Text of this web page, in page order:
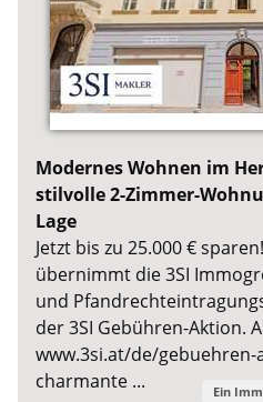
Modernes Wohnen im
stilvolle 2-Zimmer-
Lage
Jetzt bis zu 25.000 €
übernimmt die 3SI
und
der 3SI Gebühren-Aktion.
www.3si.at/de/
charmante ...
Ein